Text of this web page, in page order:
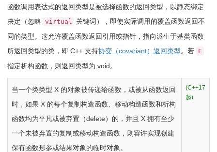
函数调用表达式的返回类型是被选择函数的返回类型，以静态绑定
决定（忽略 virtual
关键词），即使实际调用的覆盖函数返回不
同的类型。这允许覆盖函数返回引用或指针，指向派生于基类函数
所返回类型的类，即 C++ 支持协变（covariant）返回类型。若 E
指定析构函数，则返回类型为 void。
当一个类类型 X 的对象被传递给函数，或被从函数返回
时，如果 X 的每个复制构造函数、移动构造函数和析构
函数均为平凡或被弃置（delete）的，并且 X 拥有至少
一个未被弃置的复制或移动构造函数，则容许实现创建
保有函数形参或结果对象的临时对象。
(C++17
起)